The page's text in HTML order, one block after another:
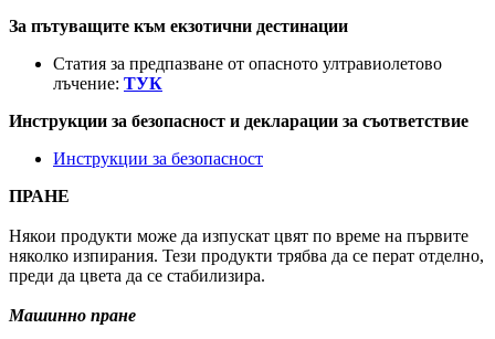
За пътуващите към екзотични дестинации
Статия за предпазване от опасното ултравиолетово
лъчение: ТУК
Инструкции за безопасност и декларации за съответствие
Инструкции за безопасност
ПРАНЕ
Някои продукти може да изпускат цвят по време на първите
няколко изпирания. Тези продукти трябва да се перат отделно,
преди да цвета да се стабилизира.
Машинно пране